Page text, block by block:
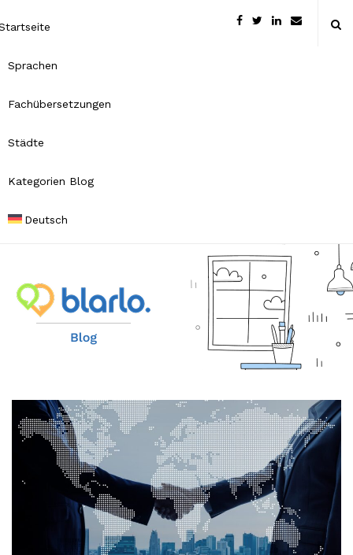
Sprachen
Fachübersetzungen
Städte
Kategorien Blog
Deutsch
B
r
o